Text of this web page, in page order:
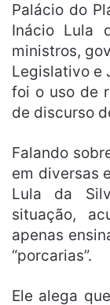
Palácio do
Inácio Lula
ministros,
Legislativo e
foi o uso de
de discurso
Falando
em diversas
Lula da
situação,
apenas
“porcarias”.
Ele alega